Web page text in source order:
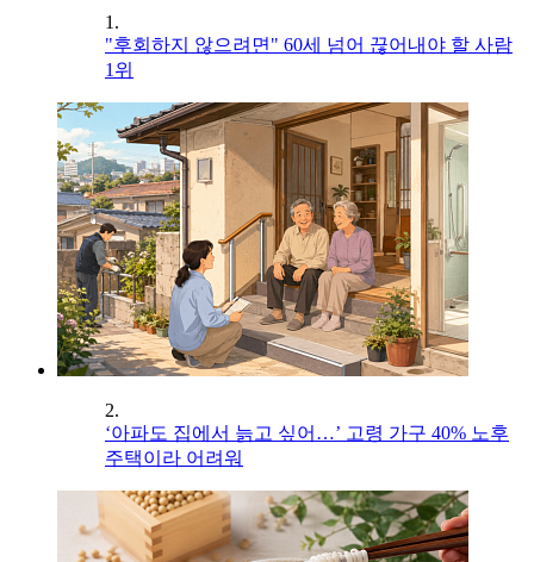
1.
"후회하지 않으려면" 60세 넘어 끊어내야 할 사람
1위
2.
‘아파도 집에서 늙고 싶어…’ 고령 가구 40% 노후
주택이라 어려워